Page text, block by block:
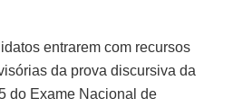
entrarem com recursos
da prova discursiva da
do Exame Nacional de